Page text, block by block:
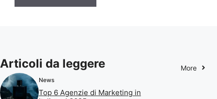
Articoli da leggere More
News
Top 6 Agenzie di Marketing in